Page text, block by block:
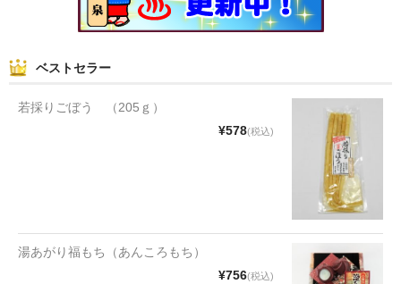
社長あいさつ
お問合せ
ベストセラー
若採りごぼう （205ｇ）
¥578(税込)
湯あがり福もち（あんころもち）
¥756(税込)